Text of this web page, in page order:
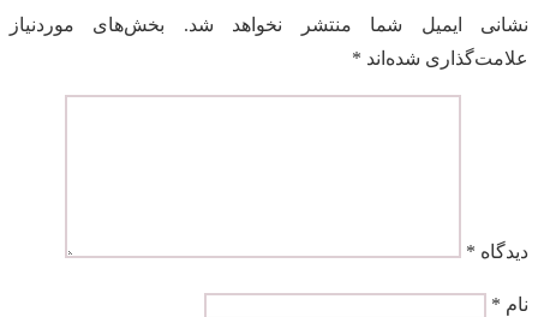
نشانی ایمیل شما منتشر نخواهد شد.
بخش‌های موردنیاز
علامت‌گذاری شده‌اند *
دیدگاه *
نام *